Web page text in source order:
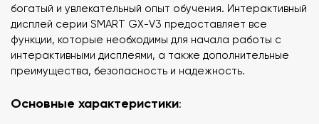
богатый и увлекательный опыт обучения. Интерактивный
дисплей серии SMART GX-V3 предоставляет все
функции, которые необходимы для начала работы с
интерактивными дисплеями, а также дополнительные
преимущества, безопасность и надежность.
Основные характеристики: